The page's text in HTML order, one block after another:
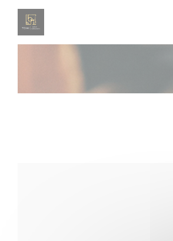
Painel de Gerenciamento de Cookies